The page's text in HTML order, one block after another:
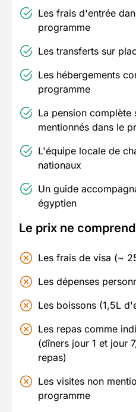
Les frais d'entrée
programme
Les transferts sur
Les hébergements
programme
La pension complète
mentionnés dans le
L'équipe locale de
nationaux
Un guide
égyptien
Le prix ne
Les frais de visa (~
Les dépenses
Les boissons (1,5L
Les repas comme
(dîners jour 1 et jour
repas)
Les visites non
programme